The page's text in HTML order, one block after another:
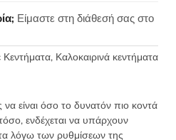
Είμαστε στη διάθεσή σας στο
, Καλοκαιρινά κεντήματα
είναι όσο το δυνατόν πιο κοντά
ενδέχεται να υπάρχουν
λόγω των ρυθμίσεων της